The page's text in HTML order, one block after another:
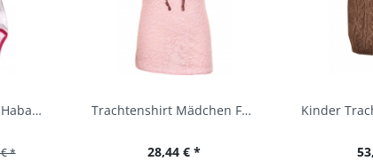
Baby Trachtenbody Habach weiß/pink Isar Trachten
*
Trachtenshirt Mädchen Feli Kids rosa orchidee...
28,44 € *